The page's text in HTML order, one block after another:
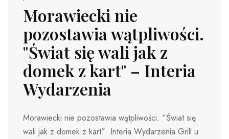
Morawiecki nie
pozostawia wątpliwości.
"Świat się wali jak z
domek z kart" – Interia
Wydarzenia
Morawiecki nie pozostawia wątpliwości. “Świat się
wali jak z domek z kart” Interia Wydarzenia Grill u